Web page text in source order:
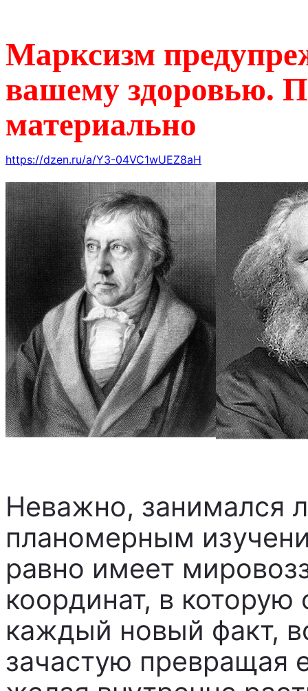
Марксизм
вашему здоровью.
материально
https://dzen.ru/a/Y3-04VC1wUEZ8aH
Неважно, занимался
планомерным
равно имеет
координат, в которую
каждый новый факт,
зачастую превращая